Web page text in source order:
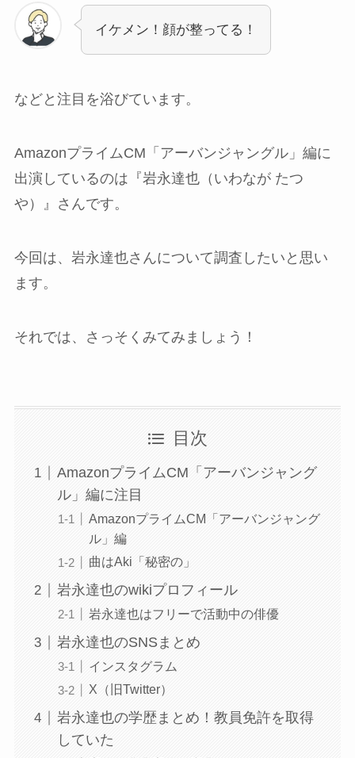
イケメン！顔が整ってる！
などと注目を浴びています。
AmazonプライムCM「アーバンジャングル」編に
出演しているのは『岩永達也（いわなが たつ
や）』さんです。
今回は、岩永達也さんについて調査したいと思い
ます。
それでは、さっそくみてみましょう！
目次
AmazonプライムCM「アーバンジャング
ル」編に注目
AmazonプライムCM「アーバンジャング
ル」編
曲はAki「秘密の」
岩永達也のwikiプロフィール
岩永達也はフリーで活動中の俳優
岩永達也のSNSまとめ
インスタグラム
X（旧Twitter）
岩永達也の学歴まとめ！教員免許を取得
していた